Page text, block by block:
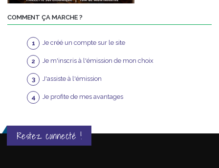
COMMENT ÇA MARCHE ?
Je créé un compte sur le site
Je m'inscris à l'émission de mon choix
J'assiste à l'émission
Je profite de mes avantages
Restez connecté !